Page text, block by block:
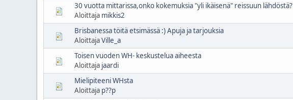
30 vuotta mittarissa,onko kokemuksia "yli ikäisenä" reissuun lähdöstä?
Aloittaja mikkis2
Brisbanessa töitä etsimässä :) Apuja ja tarjouksia
AloittajaVille_a
Toisen vuoden WH- keskustelua aiheesta
Aloittaja jaardi
Mielipiteeni WHsta
Aloittaja p??p